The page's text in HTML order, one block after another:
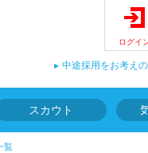
ログイ
中途採用をお考え
スカウト
覧